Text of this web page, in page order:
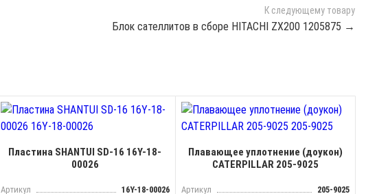
К следующему товару
Блок сателлитов в сборе HITACHI ZX200 1205875 →
Пластина SHANTUI SD-16 16Y-18-
00026
Артикул
16Y-18-00026
Плавающее уплотнение (доукон)
CATERPILLAR 205-9025
Артикул
205-9025